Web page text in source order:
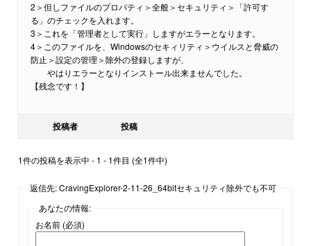
2＞但しファイルのプロパティ＞全般＞セキュリティ＞「許可す
る」のチェックを入れます。
3＞これを「管理者として実行」しますがエラーとなります。
4＞このファイルを、Windowsのセキィリティ＞ウイルスと脅威の
防止＞設定の管理＞除外の登録しますが、
やはりエラーとなりインストール出来ませんでした。
【残念です！】
投稿者 投稿
1件の投稿を表示中 - 1 - 1件目 (全1件中)
返信先: CravingExplorer-2-11-26_64bitセキュリティ除外でも不可
あなたの情報:
お名前 (必須)